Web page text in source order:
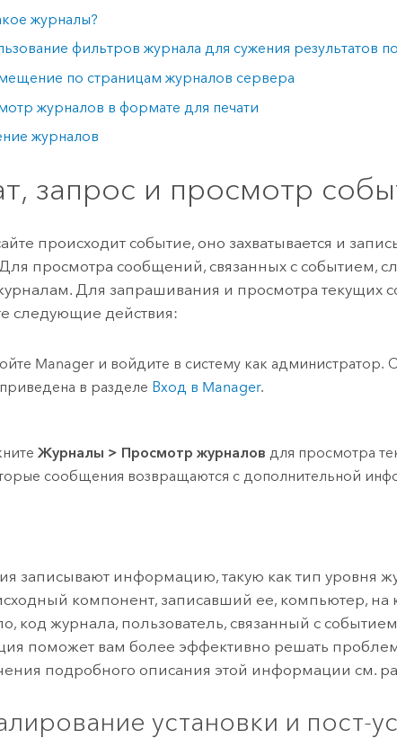
журналы?
фильтров журнала для сужения результатов
по страницам журналов сервера
журналов в формате для печати
журналов
запрос и просмотр
происходит событие, оно захватывается и
просмотра сообщений, связанных с событием,
Для запрашивания и просмотра текущих
следующие действия:
Manager и войдите в систему как администратор.
в разделе Вход в Manager.
Журналы > Просмотр журналов для просмотра
сообщения возвращаются с дополнительной
записывают информацию, такую как тип уровня
компонент, записавший ее, компьютер, на
код журнала, пользователь, связанный с событием
поможет вам более эффективно решать
подробного описания этой информации см.
установки и пост-